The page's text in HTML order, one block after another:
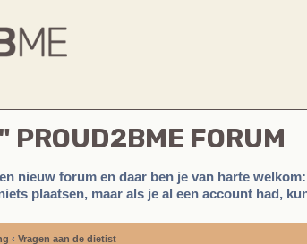
PROUD2BME FORUM
nieuw forum en daar ben je van harte welkom:
plaatsen, maar als je al een account had,
‹ Vragen aan de dietist